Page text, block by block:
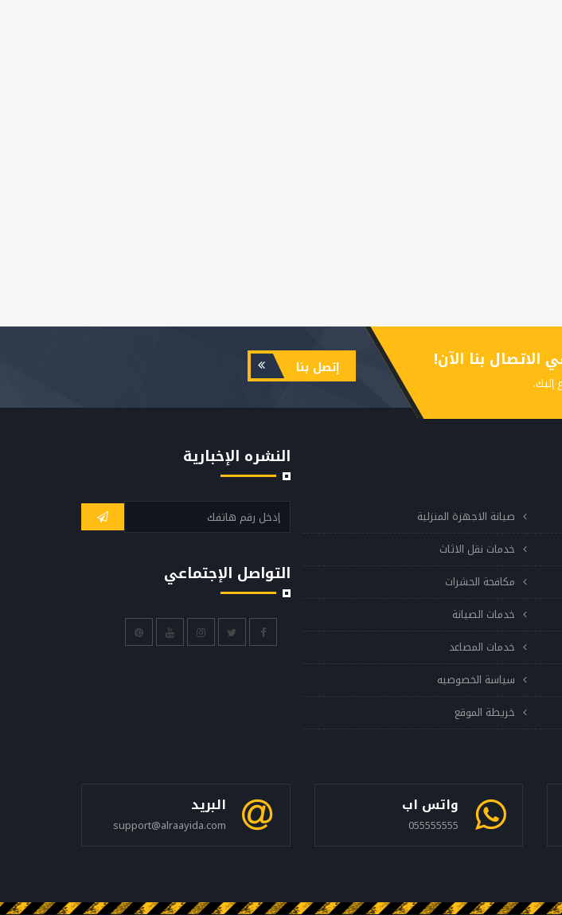
بنا الآن!
إليك.
إتصل بنا
صيانة الاجهزة المنزلية
خدمات نقل الاثاث
مكافحة الحشرات
خدمات الصيانة
خدمات المصاعد
سياسة الخصوصيه
خريطة الموقع
النشره الإخبارية
التواصل الإجتماعي
واتس اب
055555555
البريد
support@alraayida.com